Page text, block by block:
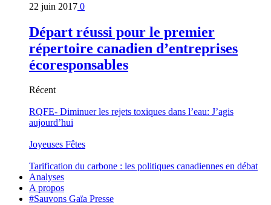
22 juin 2017 0
Départ réussi pour le premier
répertoire canadien d’entreprises
écoresponsables
Récent
RQFE- Diminuer les rejets toxiques dans l’eau: J’agis
aujourd’hui
Joyeuses Fêtes
Tarification du carbone : les politiques canadiennes en débat
Analyses
A propos
#Sauvons Gaïa Presse